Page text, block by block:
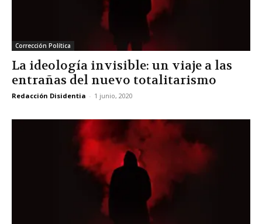
Corrección Política
La ideología invisible: un viaje a las
entrañas del nuevo totalitarismo
Redacción Disidentia - 1 junio, 2020